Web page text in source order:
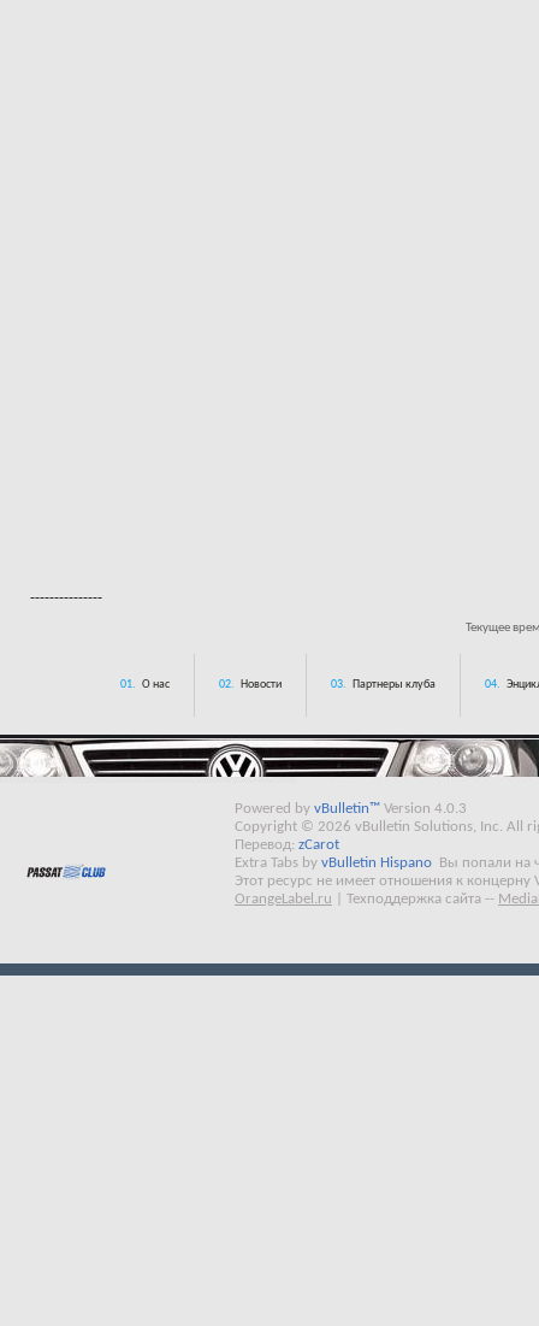
---------------
Текущее
01. О нас 02. Новости 03. Партнеры клуба 04.
Powered by vBulletin™ Version 4.0.3
Copyright © 2026 vBulletin Solutions, Inc. All
Перевод: zCarot
Extra Tabs by vBulletin Hispano
Вы попали на
Этот ресурс не имеет отношения к концерну
OrangeLabel.ru
Техподдержка сайта --